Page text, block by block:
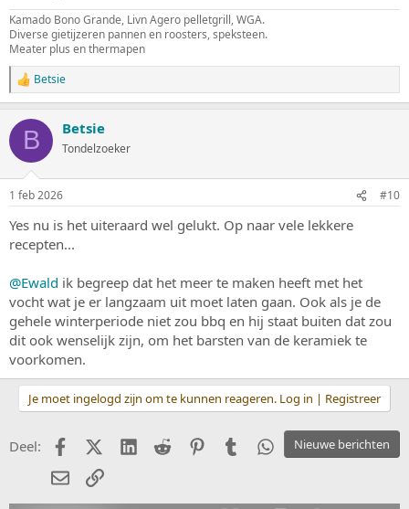
Kamado Bono Grande, Livn Agero pelletgrill, WGA.
Diverse gietijzeren pannen en roosters, speksteen.
Meater plus en thermapen
W
a
r
e
n
e
n
Betsie
B Betsie
Tondelzoeker
1 feb 2026 #10
Yes nu is het uiteraard wel gelukt. Op naar vele lekkere
recepten...
@Ewald ik begreep dat het meer te maken heeft met het
vocht wat je er langzaam uit moet laten gaan. Ook als je de
gehele winterperiode niet zou bbq en hij staat buiten dat zou
dit ook wenselijk zijn, om het barsten van de keramiek te
voorkomen.
Je moet ingelogd zijn om te kunnen reageren. Log in | Registreer
Nieuwe berichten
Deel: FacebookX (Twitter)
LinkedIn
Reddit PinterestTumblrWhatsApp
E-mailkoppeling